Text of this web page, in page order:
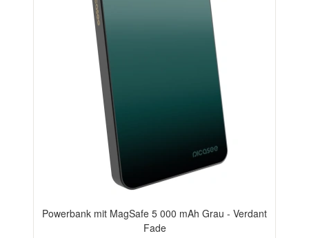
Powerbank mit MagSafe 5 000 mAh Grau - Verdant
Fade